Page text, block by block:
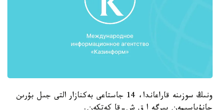
ونىڭ سوزىنە قاراعاندا، 14 جاستاعى بەكنازار التى جىل بۇرىن